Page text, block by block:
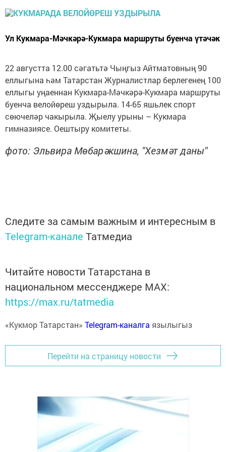
Ул Кукмара-Мәчкәрә-Кукмара маршруты буенча үтәчәк
22 августта 12.00 сәгатьтә Чыңгыз Айтматовның 90
еллыгына һәм Татарстан Журналистлар берлегенең 100
еллыгы уңаеннан Кукмара-Мәчкәрә-Кукмара маршруты
буенча велойөреш уздырыла. 14-65 яшьлек спорт
сөючеләр чакырыла. Җыелу урыны – Кукмара
гимназиясе. Оештыру комитеты.
фото: Эльвира Мөбарәкшина, "Хезмәт даны"
Следите за самым важным и интересным в
Telegram-канале Татмедиа
Читайте новости Татарстана в
национальном мессенджере MАХ:
https://max.ru/tatmedia
«Кукмор Татарстан» Telegram-каналга язылыгыз
Перейти на страницу новости